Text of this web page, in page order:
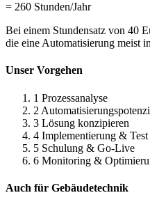
= 260 Stunden/Jahr
Bei einem Stundensatz von 40
die eine Automatisierung meist
Unser Vorgehen
1 Prozessanalyse
2
3 Lösung konzipieren
4 Implementierung & Test
5 Schulung & Go-Live
6 Monitoring &
Auch für Gebäudetechnik